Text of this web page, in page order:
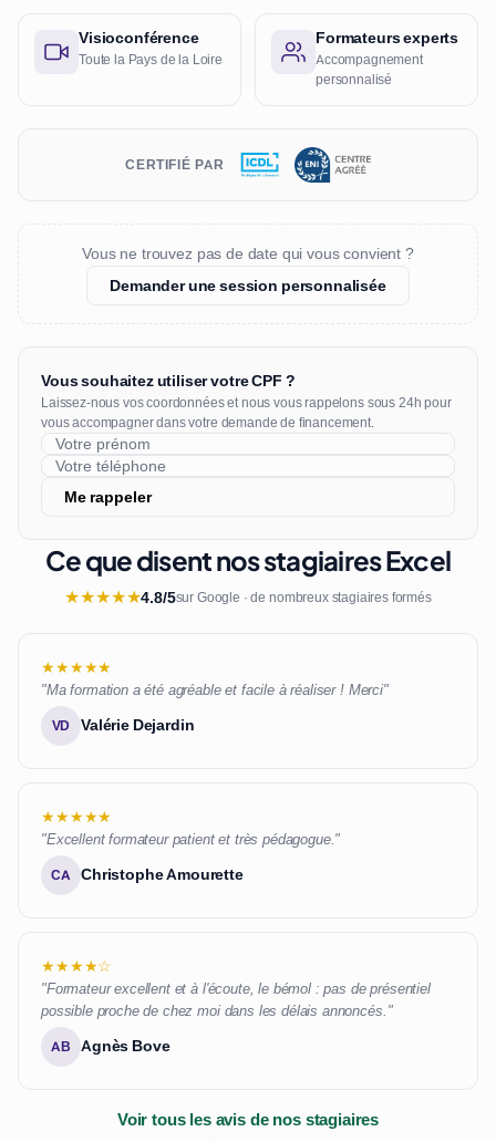
Visioconférence
Toute la Pays de la Loire
Formateurs experts
Accompagnement
personnalisé
CERTIFIÉ PAR
Vous ne trouvez pas de date qui vous convient ?
Demander une session personnalisée
Vous souhaitez utiliser votre CPF ?
Laissez-nous vos coordonnées et nous vous rappelons sous 24h pour
vous accompagner dans votre demande de financement.
Me rappeler
Ce que disent nos stagiaires Excel
★★★★★4.8/5sur Google · de nombreux stagiaires formés
★★★★★
"Ma formation a été agréable et facile à réaliser ! Merci"
VD Valérie Dejardin
★★★★★
"Excellent formateur patient et très pédagogue."
CA Christophe Amourette
★★★★☆
"Formateur excellent et à l'écoute, le bémol : pas de présentiel
possible proche de chez moi dans les délais annoncés."
AB Agnès Bove
Voir tous les avis de nos stagiaires